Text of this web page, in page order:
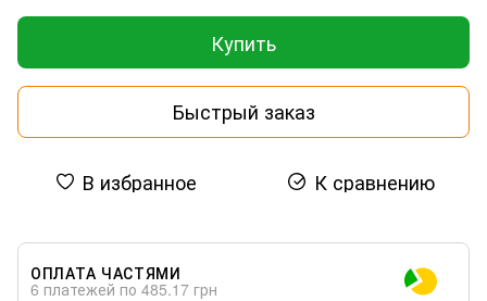
Купить
Быстрый заказ
В избранное К сравнению
ОПЛАТА ЧАСТЯМИ
6 платежей по 485.17 грн